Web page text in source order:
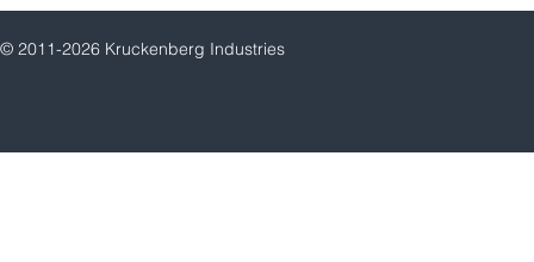
© 2011-2026 Kruckenberg Industries